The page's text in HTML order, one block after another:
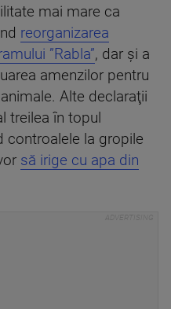
mai mare ca
reorganizarea
”Rabla”, dar şi a
amenzilor pentru
Alte declaraţii
treilea în topul
controalele la gropile
să irige cu apa din